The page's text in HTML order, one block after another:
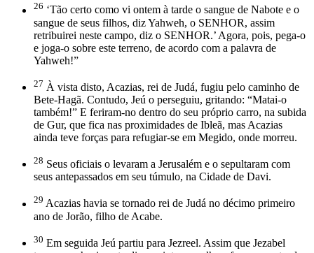
26 ‘Tão certo como vi ontem à tarde o sangue de Nabote e o
sangue de seus filhos, diz Yahweh, o SENHOR, assim
retribuirei neste campo, diz o SENHOR.’ Agora, pois, pega-o
e joga-o sobre este terreno, de acordo com a palavra de
Yahweh!”
27 À vista disto, Acazias, rei de Judá, fugiu pelo caminho de
Bete-Hagã. Contudo, Jeú o perseguiu, gritando: “Matai-o
também!” E feriram-no dentro do seu próprio carro, na subida
de Gur, que fica nas proximidades de Ibleã, mas Acazias
ainda teve forças para refugiar-se em Megido, onde morreu.
28 Seus oficiais o levaram a Jerusalém e o sepultaram com
seus antepassados em seu túmulo, na Cidade de Davi.
29 Acazias havia se tornado rei de Judá no décimo primeiro
ano de Jorão, filho de Acabe.
30 Em seguida Jeú partiu para Jezreel. Assim que Jezabel